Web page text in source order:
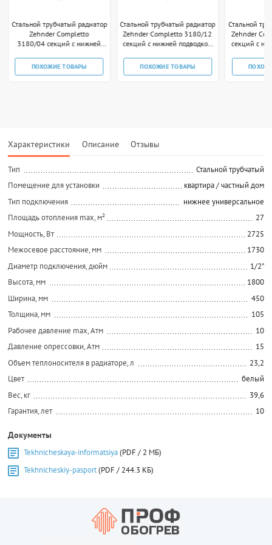
Стальной трубчатый радиатор
Zehnder Completto
3180/04 секций с нижней
technoline
ПОХОЖИЕ ТОВАРЫ
Стальной трубчатый радиатор
Zehnder Completto 3180/12
секций с нижней подводкой
ПОХОЖИЕ ТОВАРЫ
Стальной
Zehnder
секций с
Характеристики Описание Отзывы
Тип
Стальной трубчатый
Помещение для установки
квартира / частный дом
Тип подключения
нижнее универсальное
Площадь отопления max, м²
27
Мощность, Вт
2725
Межосевое расстояние, мм
1730
Диаметр подключения, дюйм
1/2"
Высота, мм
1800
Ширина, мм
450
Толщина, мм
105
Рабочее давление max, Атм
10
Давление опрессовки, Атм
15
Объем теплоносителя в радиаторе, л
23,2
Цвет
белый
Вес, кг
39,6
Гарантия, лет
10
Документы
Tekhnicheskaya-informatsiya(PDF / 2 МБ)
Tekhnicheskiy-pasport(PDF / 244.3 КБ)